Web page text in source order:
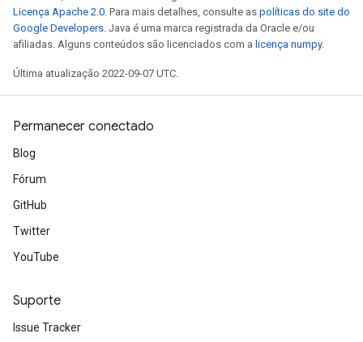
Licença Apache 2.0. Para mais detalhes, consulte as políticas do site do
Google Developers. Java é uma marca registrada da Oracle e/ou
afiliadas. Alguns conteúdos são licenciados com a licença numpy.
Última atualização 2022-09-07 UTC.
Permanecer conectado
Blog
Fórum
GitHub
Twitter
YouTube
Suporte
Issue Tracker